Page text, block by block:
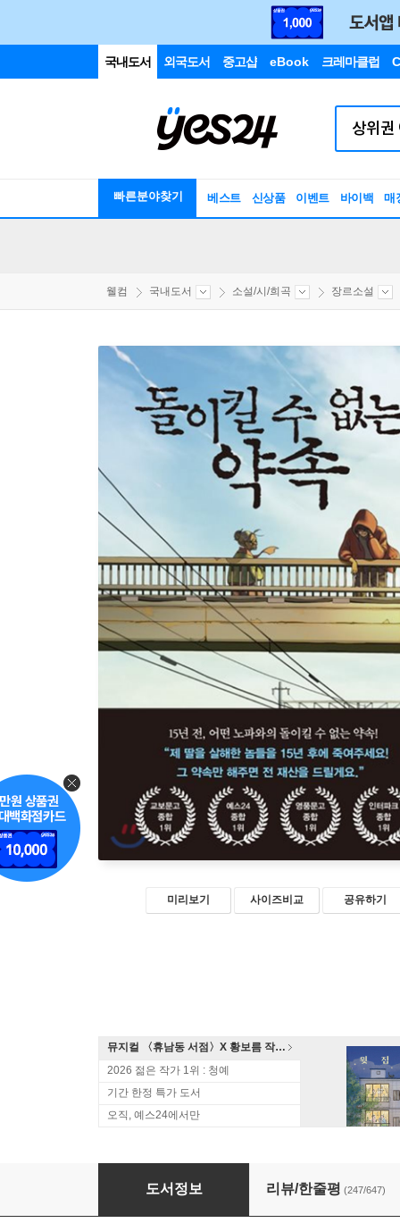
국내도서 외국도서 중고샵 eBook 크레마클럽
빠른분야찾기 베스트 신상품 이벤트 바이백 매
웰컴 국내도서 소설/시/희곡 장르소설
미리보기 사이즈비교 공유하기
뮤지컬 〈휴남동 서점〉X 황보름 작가 북토크
2026 젊은 작가 1위 : 청예
기간 한정 특가 도서
오직, 예스24에서만
돌이킬 수 없는 약속
도서정보 리뷰/한줄평 (247/647)